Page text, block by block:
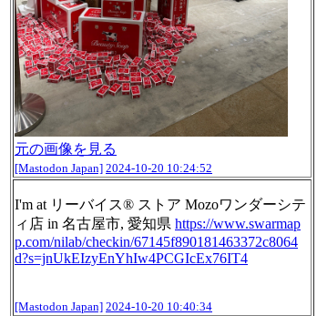
元の画像を見る
[Mastodon Japan] 2024-10-20 10:24:52
I'm at リーバイス® ストア Mozoワンダーシテ
ィ店 in 名古屋市, 愛知県 https://www.swarmap
p.com/nilab/checkin/67145f890181463372c8064
d?s=jnUkEIzyEnYhIw4PCGIcEx76IT4
[Mastodon Japan] 2024-10-20 10:40:34